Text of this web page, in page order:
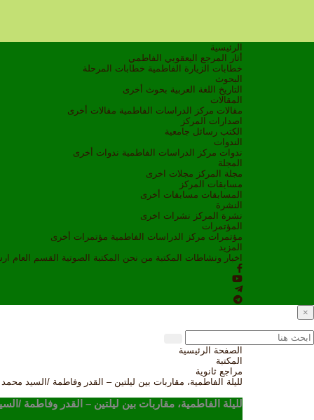
الرئيسية
أثار المرجع اليعقوبي الفاطمي
خطابات الزيارة الفاطمية خطابات المرحلة
البحوث
التاريخ
اللغة العربية بحوث أخرى
المقالات
مقالات مركز الدراسات الفاطمية مقالات أخرى
اصدارات المركز
الكتب رسائل جامعية
الندوات
ندوات مركز الدراسات الفاطمية ندوات أخرى
المجلة
مجلة المركز مجلات اخرى
مسابقات المركز
المسابقات مسابقات أخرى
النشرة
نشرة المركز نشرات اخرى
المؤتمرات
مؤتمرات مركز الدراسات الفاطمية مؤتمرات أخرى
المزيد
اخبار ونشاطات
المكتبة من نحن المكتبة الصوتية القسم العام
×
الصفحة الرئيسية
المكتبة
مراجع ثانوية
لليلة الفاطمية، مقاربات بين ليلتين – القدر وفاطمة /السيد
لليلة الفاطمية، مقاربات بين ليلتين – القدر وفاطمة /